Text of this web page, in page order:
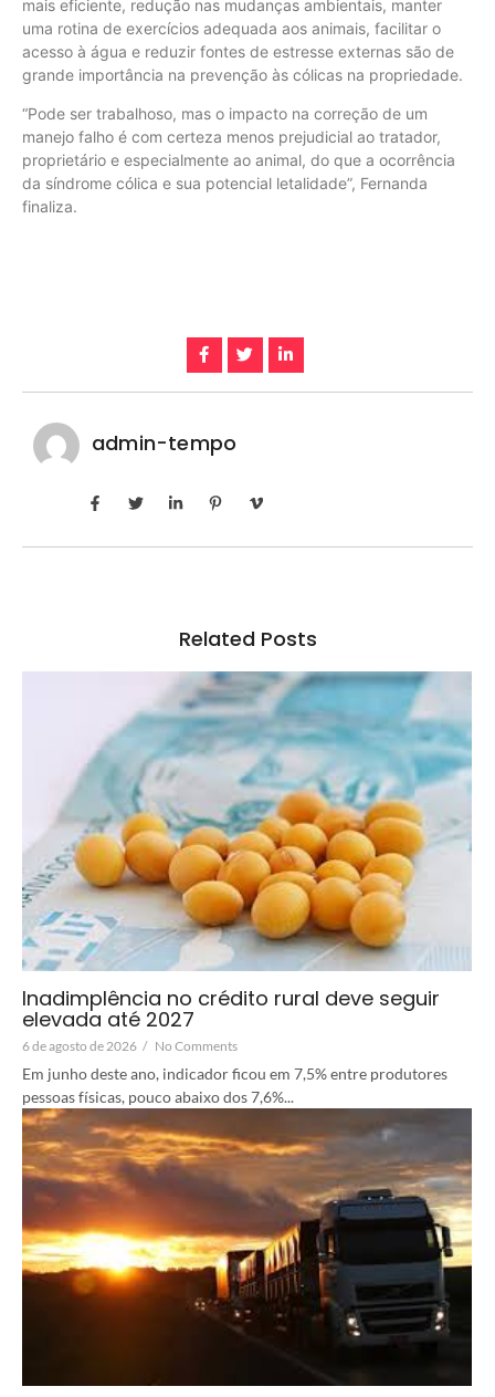
mais eficiente, redução nas mudanças ambientais, manter
uma rotina de exercícios adequada aos animais, facilitar o
acesso à água e reduzir fontes de estresse externas são de
grande importância na prevenção às cólicas na propriedade.
“Pode ser trabalhoso, mas o impacto na correção de um
manejo falho é com certeza menos prejudicial ao tratador,
proprietário e especialmente ao animal, do que a ocorrência
da síndrome cólica e sua potencial letalidade”, Fernanda
finaliza.
admin-tempo
Related Posts
Inadimplência no crédito rural deve seguir
elevada até 2027
6 de agosto de 2026 / No Comments
Em junho deste ano, indicador ficou em 7,5% entre produtores
pessoas físicas, pouco abaixo dos 7,6%...